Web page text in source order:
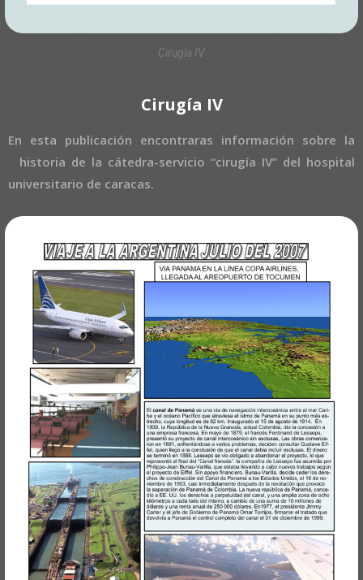
Cirugía IV
Cirugía IV
En esta publicación encontraras información sobre la
historia de la cátedra-servicio “cirugía IV” del hospital
universitario de caracas.